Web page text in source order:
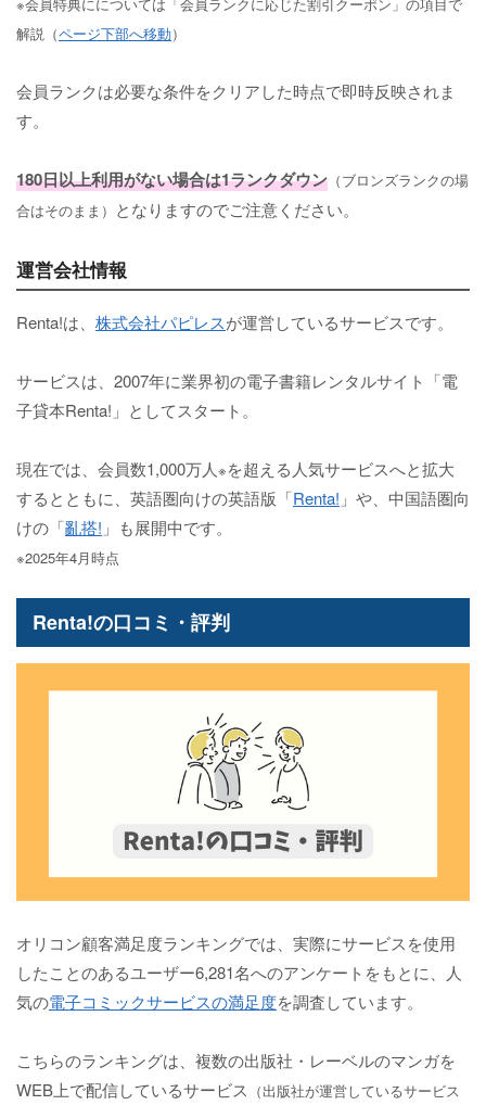
解説（ページ下部へ移動）
会員ランクは必要な条件をクリアした時点で即時反映されま
す。
180日以上利用がない場合は1ランクダウン （ブロンズランクの場
合はそのまま） となりますのでご注意ください。
運営会社情報
Renta!は、 株式会社パピレスが運営しているサービスです。
サービスは、2007年に業界初の電子書籍レンタルサイト「電
子貸本Renta!」としてスタート。
現在では、会員数1,000万人※を超える人気サービスへと拡大
するとともに、英語圏向けの英語版「Renta! 」や、中国語圏向
けの「亂搭! 」も展開中です。
※2025年4月時点
Renta!の口コミ・評判
オリコン顧客満足度ランキングでは、実際にサービスを使用
したことのあるユーザー6,281名へのアンケートをもとに、人
気の電子コミックサービスの満足度を調査しています。
こちらのランキングは、複数の出版社・レーベルのマンガを
WEB上で配信しているサービス （出版社が運営しているサービス